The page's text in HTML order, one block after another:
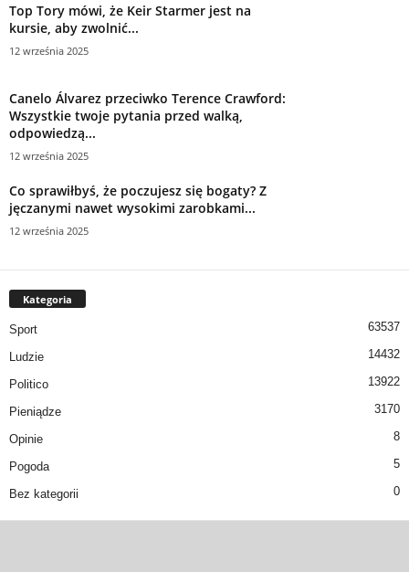
Top Tory mówi, że Keir Starmer jest na
kursie, aby zwolnić...
12 września 2025
Canelo Álvarez przeciwko Terence Crawford:
Wszystkie twoje pytania przed walką,
odpowiedzą...
12 września 2025
Co sprawiłbyś, że poczujesz się bogaty? Z
jęczanymi nawet wysokimi zarobkami...
12 września 2025
Kategoria
Sport 63537
Ludzie 14432
Politico 13922
Pieniądze 3170
Opinie 8
Pogoda 5
Bez kategorii 0